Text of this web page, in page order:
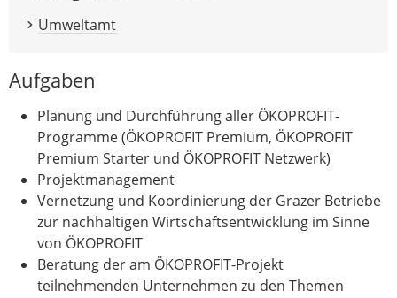
Umweltamt
Aufgaben
Planung und Durchführung aller ÖKOPROFIT-
Programme (ÖKOPROFIT Premium, ÖKOPROFIT
Premium Starter und ÖKOPROFIT Netzwerk)
Projektmanagement
Vernetzung und Koordinierung der Grazer Betriebe
zur nachhaltigen Wirtschaftsentwicklung im Sinne
von ÖKOPROFIT
Beratung der am ÖKOPROFIT-Projekt
teilnehmenden Unternehmen zu den Themen